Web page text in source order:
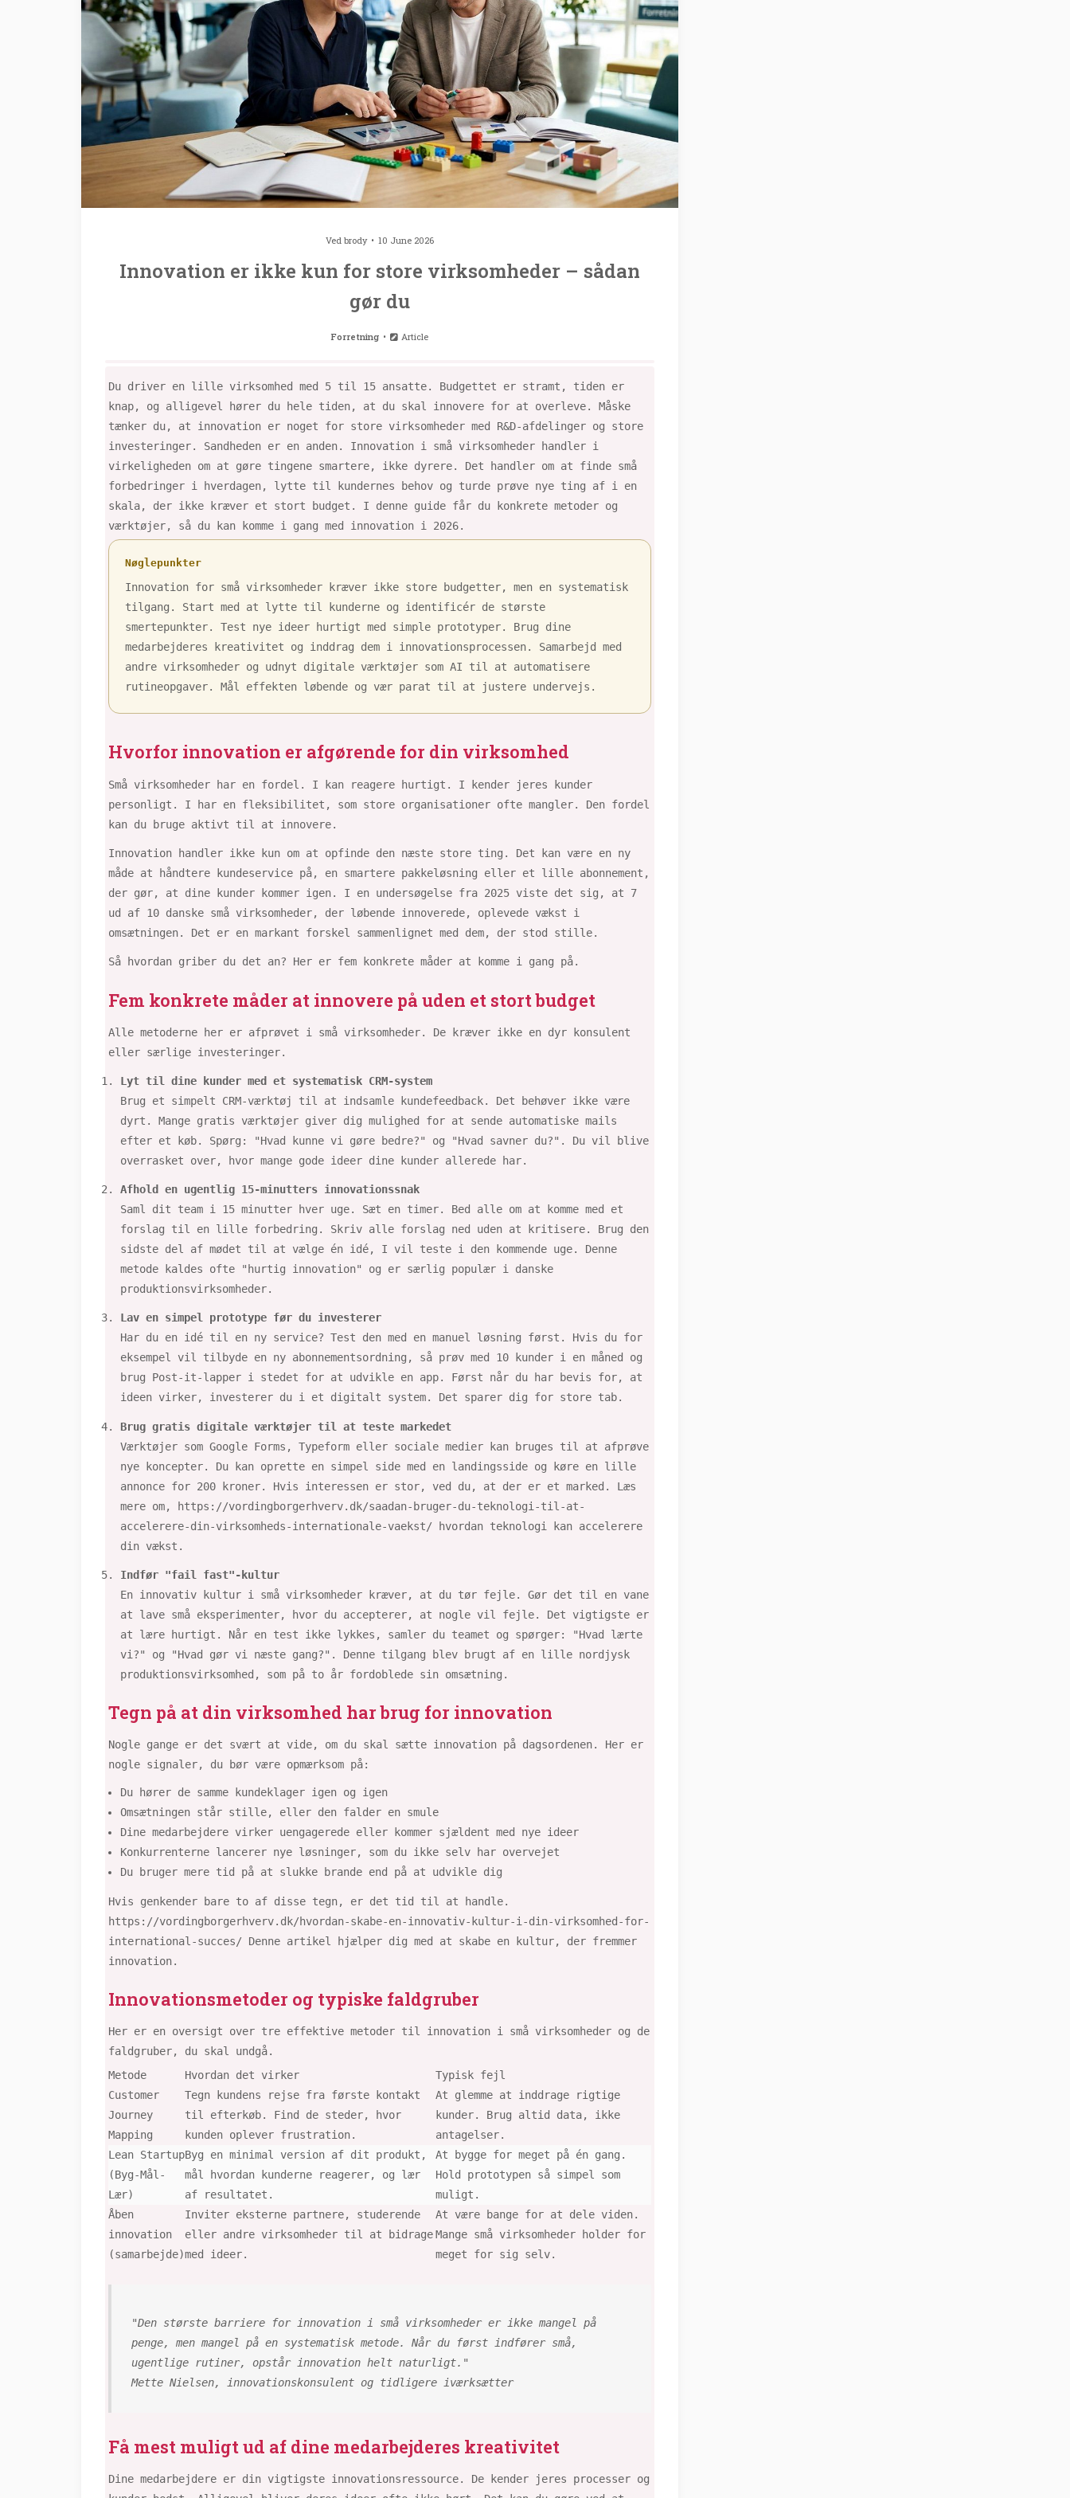
Ved brody 10 June 2026
Innovation er ikke kun for store virksomheder – sådan
gør du
Forretning Article
Du driver en lille virksomhed med 5 til 15 ansatte. Budgettet er stramt, tiden er
knap, og alligevel hører du hele tiden, at du skal innovere for at overleve. Måske
tænker du, at innovation er noget for store virksomheder med R&D-afdelinger og store
investeringer. Sandheden er en anden. Innovation i små virksomheder handler i
virkeligheden om at gøre tingene smartere, ikke dyrere. Det handler om at finde små
forbedringer i hverdagen, lytte til kundernes behov og turde prøve nye ting af i en
skala, der ikke kræver et stort budget. I denne guide får du konkrete metoder og
værktøjer, så du kan komme i gang med innovation i 2026.
Nøglepunkter
Innovation for små virksomheder kræver ikke store budgetter, men en systematisk
tilgang. Start med at lytte til kunderne og identificér de største
smertepunkter. Test nye ideer hurtigt med simple prototyper. Brug dine
medarbejderes kreativitet og inddrag dem i innovationsprocessen. Samarbejd med
andre virksomheder og udnyt digitale værktøjer som AI til at automatisere
rutineopgaver. Mål effekten løbende og vær parat til at justere undervejs.
Hvorfor innovation er afgørende for din virksomhed
Små virksomheder har en fordel. I kan reagere hurtigt. I kender jeres kunder
personligt. I har en fleksibilitet, som store organisationer ofte mangler. Den fordel
kan du bruge aktivt til at innovere.
Innovation handler ikke kun om at opfinde den næste store ting. Det kan være en ny
måde at håndtere kundeservice på, en smartere pakkeløsning eller et lille abonnement,
der gør, at dine kunder kommer igen. I en undersøgelse fra 2025 viste det sig, at 7
ud af 10 danske små virksomheder, der løbende innoverede, oplevede vækst i
omsætningen. Det er en markant forskel sammenlignet med dem, der stod stille.
Så hvordan griber du det an? Her er fem konkrete måder at komme i gang på.
Fem konkrete måder at innovere på uden et stort budget
Alle metoderne her er afprøvet i små virksomheder. De kræver ikke en dyr konsulent
eller særlige investeringer.
Lyt til dine kunder med et systematisk CRM-system
Brug et simpelt CRM-værktøj til at indsamle kundefeedback. Det behøver ikke være
dyrt. Mange gratis værktøjer giver dig mulighed for at sende automatiske mails
efter et køb. Spørg: "Hvad kunne vi gøre bedre?" og "Hvad savner du?". Du vil blive
overrasket over, hvor mange gode ideer dine kunder allerede har.
Afhold en ugentlig 15-minutters innovationssnak
Saml dit team i 15 minutter hver uge. Sæt en timer. Bed alle om at komme med et
forslag til en lille forbedring. Skriv alle forslag ned uden at kritisere. Brug den
sidste del af mødet til at vælge én idé, I vil teste i den kommende uge. Denne
metode kaldes ofte "hurtig innovation" og er særlig populær i danske
produktionsvirksomheder.
Lav en simpel prototype før du investerer
Har du en idé til en ny service? Test den med en manuel løsning først. Hvis du for
eksempel vil tilbyde en ny abonnementsordning, så prøv med 10 kunder i en måned og
brug Post-it-lapper i stedet for at udvikle en app. Først når du har bevis for, at
ideen virker, investerer du i et digitalt system. Det sparer dig for store tab.
Brug gratis digitale værktøjer til at teste markedet
Værktøjer som Google Forms, Typeform eller sociale medier kan bruges til at afprøve
nye koncepter. Du kan oprette en simpel side med en landingsside og køre en lille
annonce for 200 kroner. Hvis interessen er stor, ved du, at der er et marked. Læs
mere om, https://vordingborgerhverv.dk/saadan-bruger-du-teknologi-til-at-
accelerere-din-virksomheds-internationale-vaekst/ hvordan teknologi kan accelerere
din vækst.
Indfør "fail fast"-kultur
En innovativ kultur i små virksomheder kræver, at du tør fejle. Gør det til en vane
at lave små eksperimenter, hvor du accepterer, at nogle vil fejle. Det vigtigste er
at lære hurtigt. Når en test ikke lykkes, samler du teamet og spørger: "Hvad lærte
vi?" og "Hvad gør vi næste gang?". Denne tilgang blev brugt af en lille nordjysk
produktionsvirksomhed, som på to år fordoblede sin omsætning.
Tegn på at din virksomhed har brug for innovation
Nogle gange er det svært at vide, om du skal sætte innovation på dagsordenen. Her er
nogle signaler, du bør være opmærksom på:
Du hører de samme kundeklager igen og igen
Omsætningen står stille, eller den falder en smule
Dine medarbejdere virker uengagerede eller kommer sjældent med nye ideer
Konkurrenterne lancerer nye løsninger, som du ikke selv har overvejet
Du bruger mere tid på at slukke brande end på at udvikle dig
Hvis genkender bare to af disse tegn, er det tid til at handle.
https://vordingborgerhverv.dk/hvordan-skabe-en-innovativ-kultur-i-din-virksomhed-for-
international-succes/ Denne artikel hjælper dig med at skabe en kultur, der fremmer
innovation.
Innovationsmetoder og typiske faldgruber
Her er en oversigt over tre effektive metoder til innovation i små virksomheder og de
faldgruber, du skal undgå.
Metode
Hvordan det virker
Typisk fejl
Customer
Journey
Mapping
Tegn kundens rejse fra første kontakt
til efterkøb. Find de steder, hvor
kunden oplever frustration.
At glemme at inddrage rigtige
kunder. Brug altid data, ikke
antagelser.
Lean Startup
(Byg-Mål-
Lær)
Byg en minimal version af dit produkt,
mål hvordan kunderne reagerer, og lær
af resultatet.
At bygge for meget på én gang.
Hold prototypen så simpel som
muligt.
Åben
innovation
(samarbejde)
Inviter eksterne partnere, studerende
eller andre virksomheder til at bidrage
med ideer.
At være bange for at dele viden.
Mange små virksomheder holder for
meget for sig selv.
"Den største barriere for innovation i små virksomheder er ikke mangel på
penge, men mangel på en systematisk metode. Når du først indfører små,
ugentlige rutiner, opstår innovation helt naturligt."
Mette Nielsen, innovationskonsulent og tidligere iværksætter
Få mest muligt ud af dine medarbejderes kreativitet
Dine medarbejdere er din vigtigste innovationsressource. De kender jeres processer og